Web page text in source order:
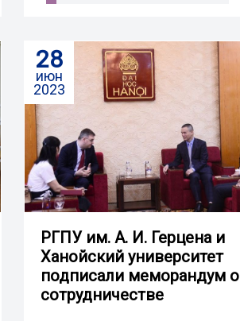
28
июн
2023
РГПУ им. А. И. Герцена и
Ханойский университет
подписали меморандум о
сотрудничестве